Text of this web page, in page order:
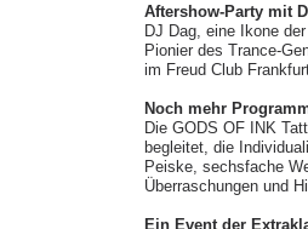
Aftershow-Party mit
DJ Dag, eine Ikone
Pionier des Trance-
im Freud Club
Noch mehr
Die GODS OF INK
begleitet, die
Peiske, sechsfache
Überraschungen und
Ein Event der